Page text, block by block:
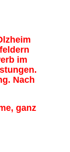
im
Nach
ganz